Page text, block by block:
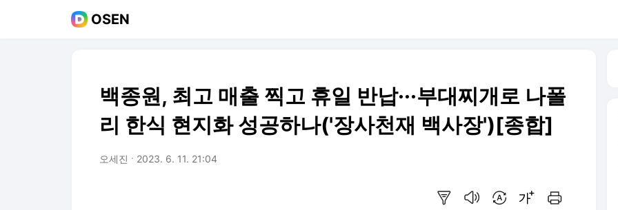
OSEN
백종원, 최고 매출 찍고 휴일 반납···부대찌개로 나폴
리 한식 현지화 성공하나('장사천재 백사장')[종합]
오세진 2023. 6. 11. 21:04